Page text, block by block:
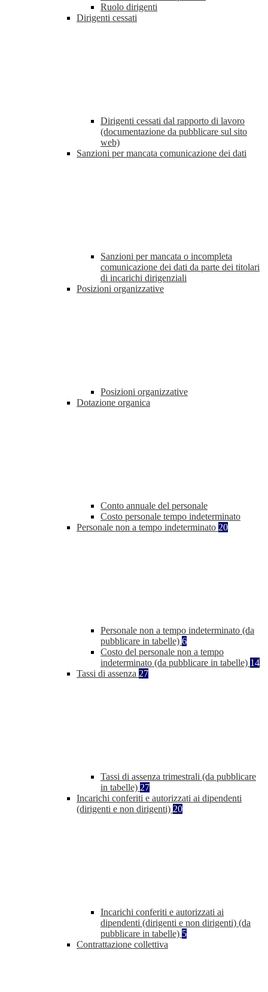
Ruolo dirigenti
Dirigenti cessati
Dirigenti cessati dal rapporto di lavoro
(documentazione da pubblicare sul sito
web)
Sanzioni per mancata comunicazione dei dati
Sanzioni per mancata o incompleta
comunicazione dei dati da parte dei titolari
di incarichi dirigenziali
Posizioni organizzative
Posizioni organizzative
Dotazione organica
Conto annuale del personale
Costo personale tempo indeterminato
Personale non a tempo indeterminato 20
Personale non a tempo indeterminato (da
pubblicare in tabelle) 6
Costo del personale non a tempo
indeterminato (da pubblicare in tabelle) 14
Tassi di assenza 27
Tassi di assenza trimestrali (da pubblicare
in tabelle) 27
Incarichi conferiti e autorizzati ai dipendenti
(dirigenti e non dirigenti) 20
Incarichi conferiti e autorizzati ai
dipendenti (dirigenti e non dirigenti) (da
pubblicare in tabelle) 5
Contrattazione collettiva